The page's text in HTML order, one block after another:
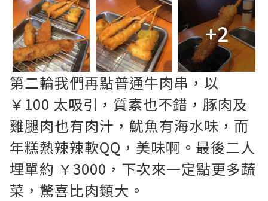
+2
第二輪我們再點普通牛肉串，以
￥100 太吸引，質素也不錯，豚肉及
雞腿肉也有肉汁，魷魚有海水味，而
年糕熱辣辣軟QQ，美味啊。最後二人
埋單約 ￥3000，下次來一定點更多蔬
菜，驚喜比肉類大。